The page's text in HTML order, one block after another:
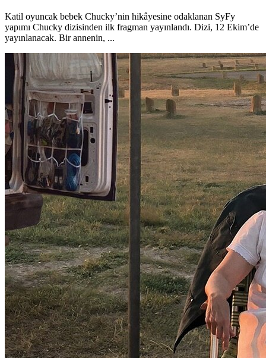
Katil oyuncak bebek Chucky’nin hikâyesine odaklanan SyFy
yapımı Chucky dizisinden ilk fragman yayınlandı. Dizi, 12 Ekim’de
yayınlanacak. Bir annenin, ...